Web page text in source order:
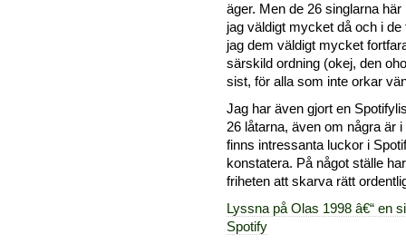
äger. Men de 26 singlarna här
jag väldigt mycket då och i de
jag dem väldigt mycket
särskild ordning (okej, den
sist, för alla som inte orkar
Jag har även gjort en
26 låtarna, även om några är
finns intressanta luckor i
konstatera. På något ställe
friheten att skarva rätt
Lyssna på Olas 1998 â€“ en
Spotify